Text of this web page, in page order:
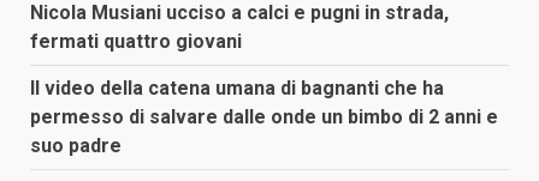
Nicola Musiani ucciso a calci e pugni in strada,
fermati quattro giovani
Il video della catena umana di bagnanti che ha
permesso di salvare dalle onde un bimbo di 2 anni e
suo padre